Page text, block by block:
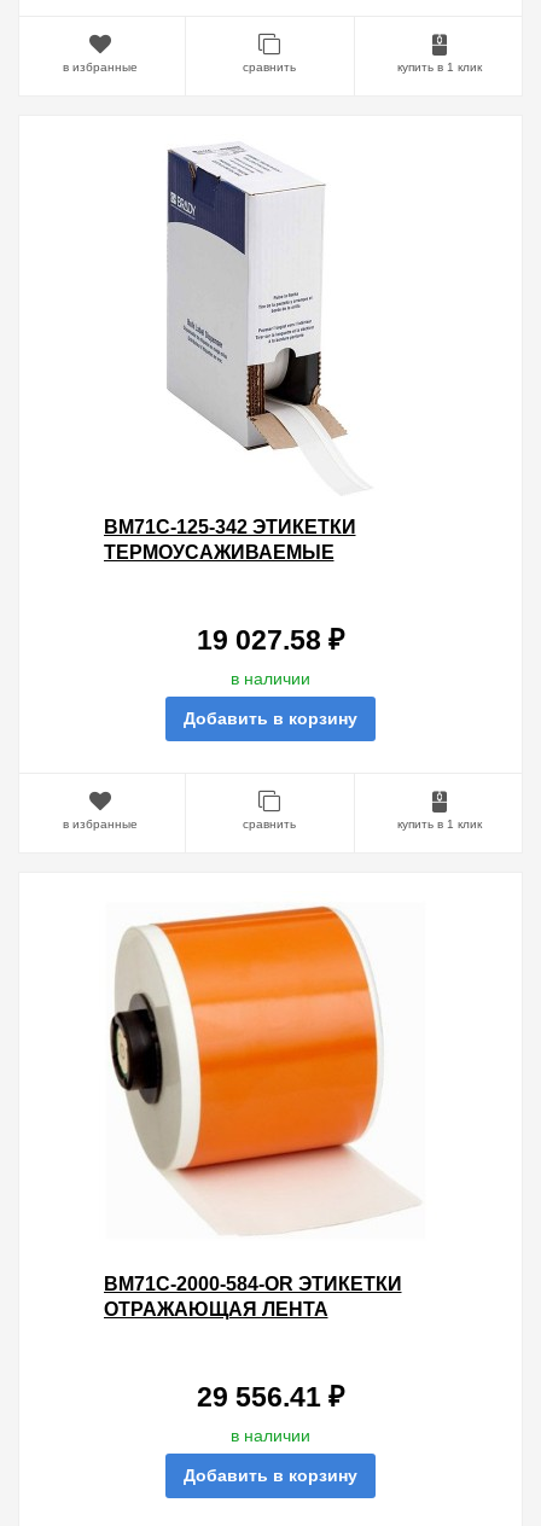
в избранные сравнить купить в 1 клик
BM71C-125-342 ЭТИКЕТКИ
ТЕРМОУСАЖИВАЕМЫЕ
19 027.58 ₽
в наличии
Добавить в корзину
в избранные сравнить купить в 1 клик
BM71C-2000-584-OR ЭТИКЕТКИ
ОТРАЖАЮЩАЯ ЛЕНТА
29 556.41 ₽
в наличии
Добавить в корзину